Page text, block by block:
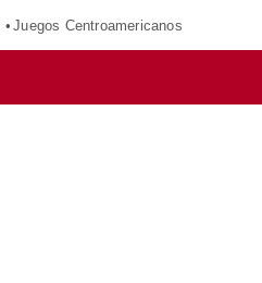
Juegos Centroamericanos